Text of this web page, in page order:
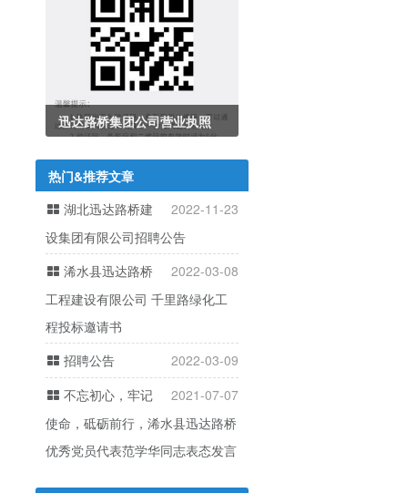
迅达路桥集团公司营业执照
热门&推荐文章
2022-11-23
湖北迅达路桥建
设集团有限公司招聘公告
2022-03-08
浠水县迅达路桥
工程建设有限公司 千里路绿化工
程投标邀请书
2022-03-09
招聘公告
2021-07-07
不忘初心，牢记
使命，砥砺前行，浠水县迅达路桥
优秀党员代表范学华同志表态发言